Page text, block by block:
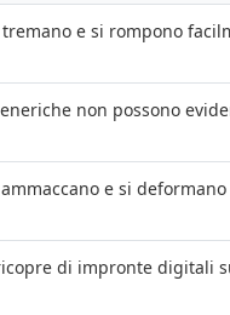
e si rompono
non possono
e si
di impronte digitali